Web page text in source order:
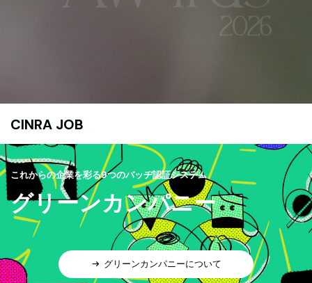
CINRA JOB
これからの企業を彩る9つのバッヂ認証システム
グリーンカンパニー
グリーンカンパニーについて